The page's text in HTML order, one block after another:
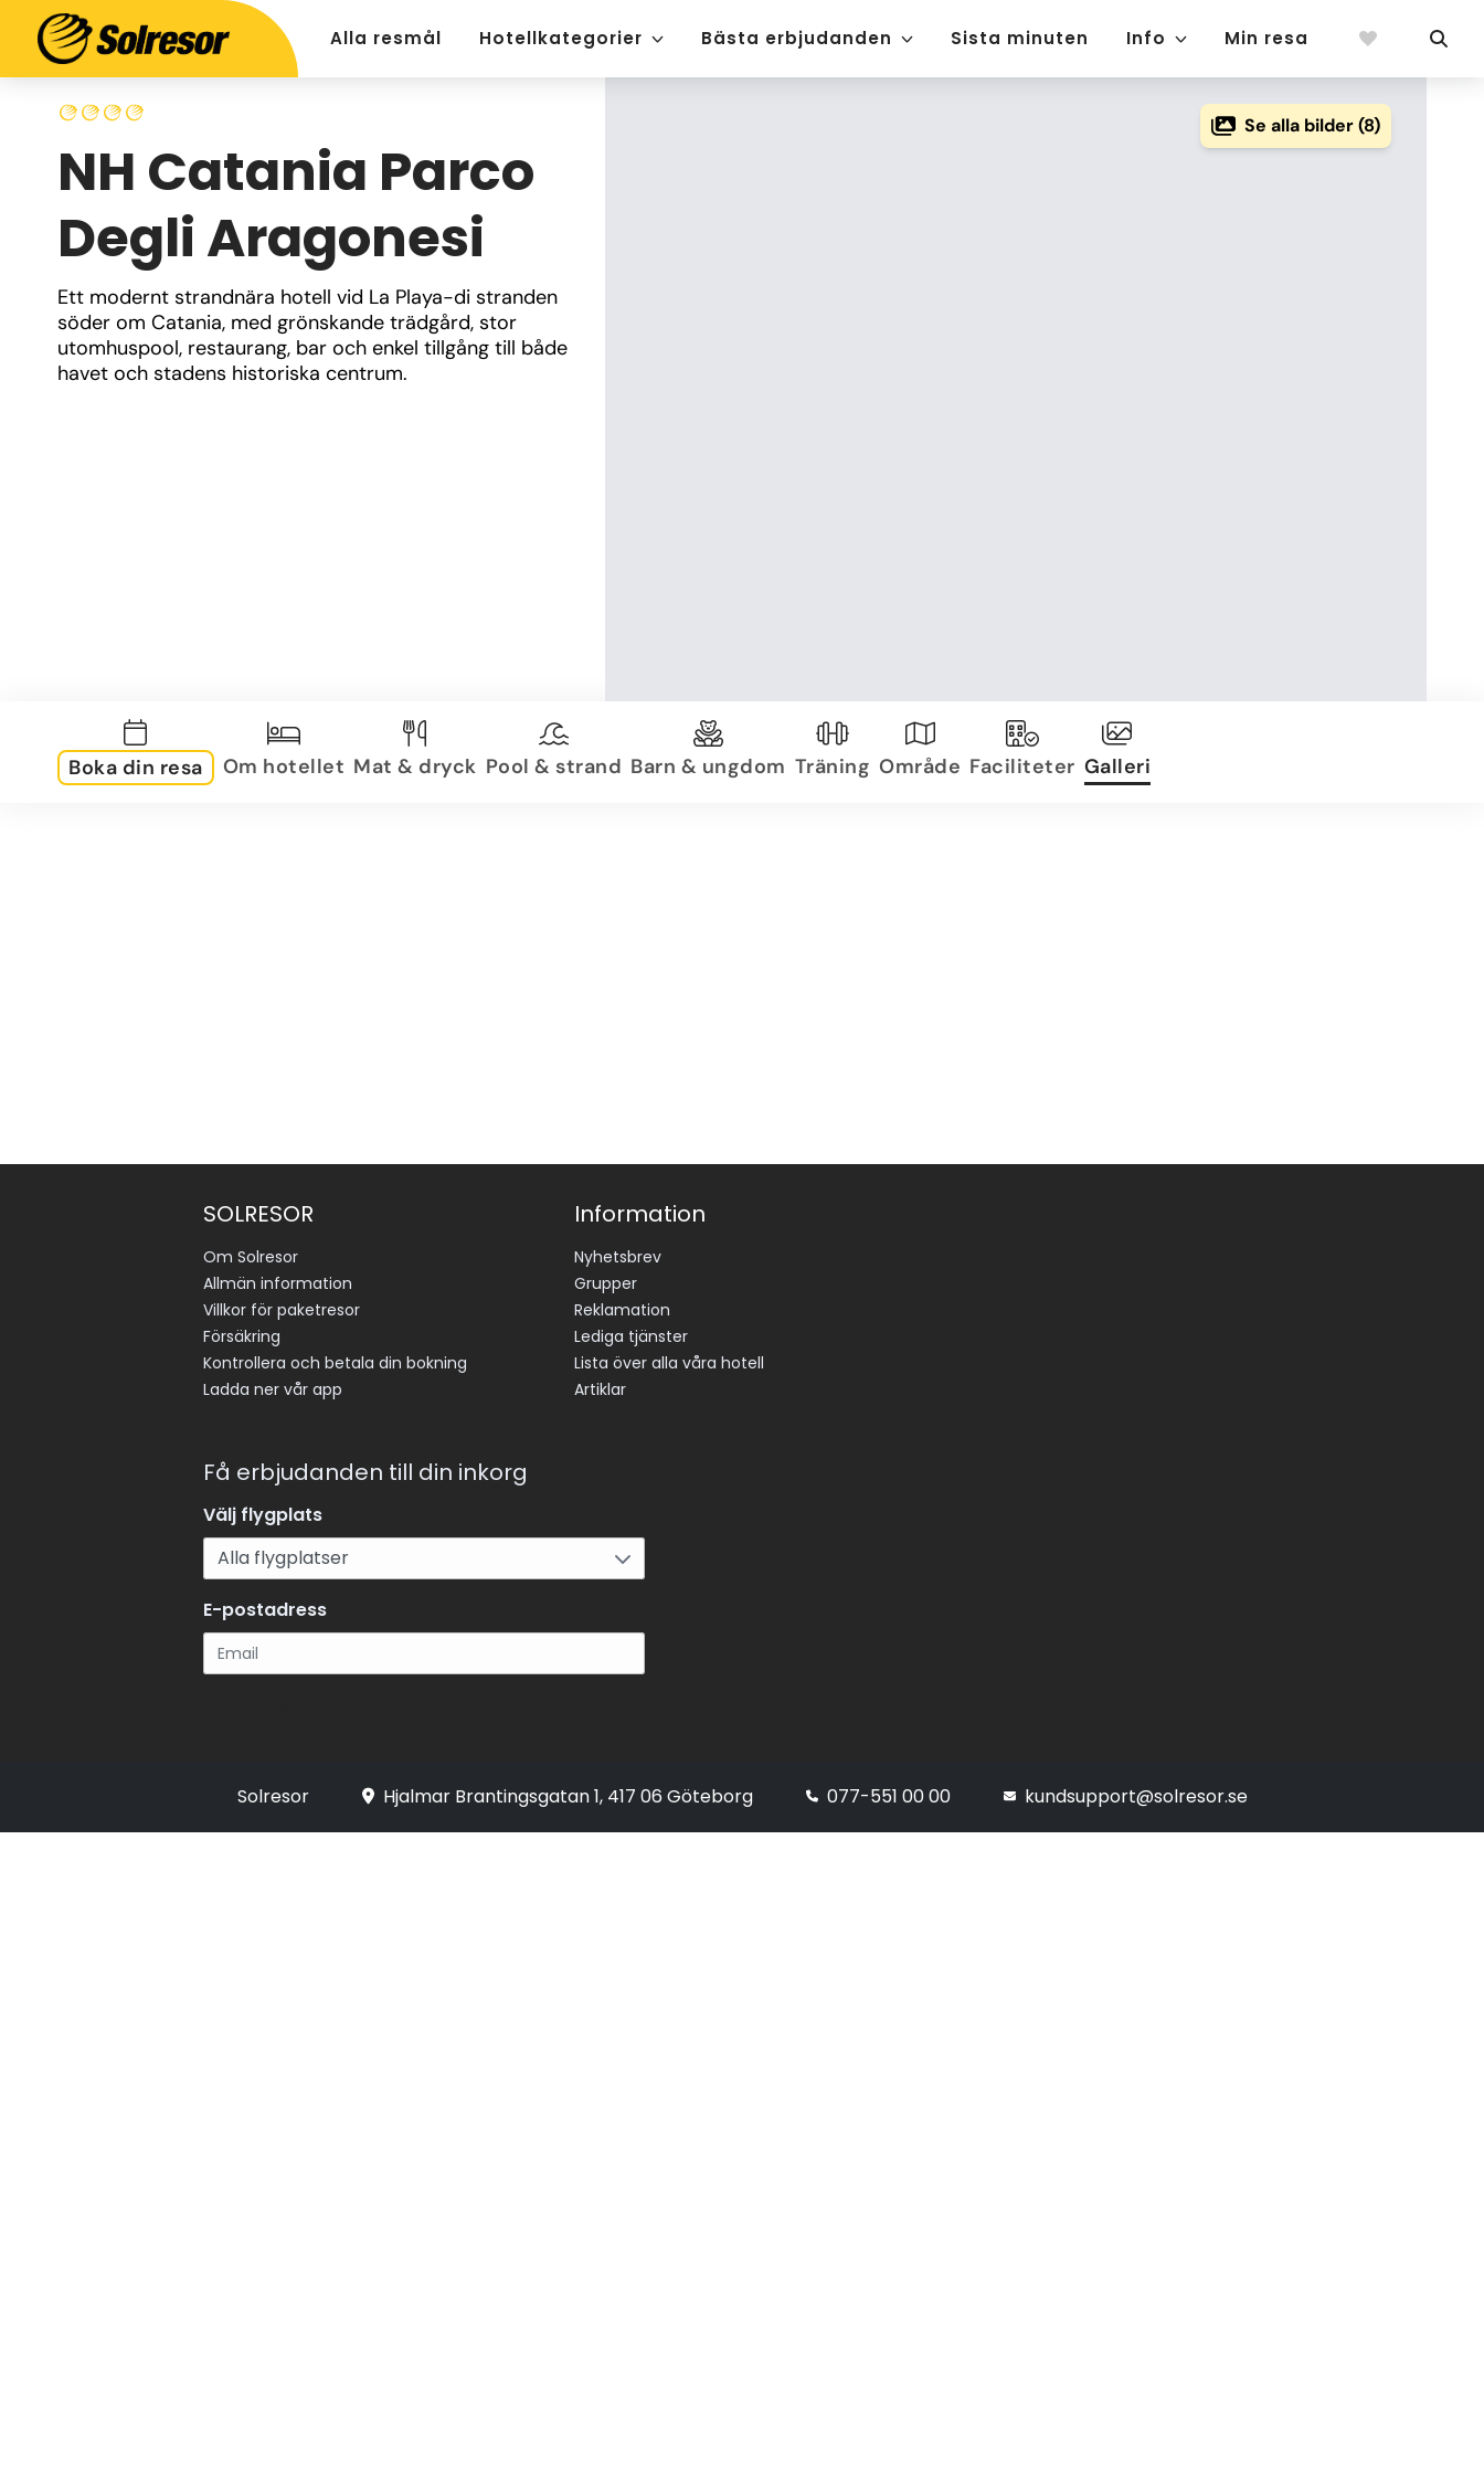
Alla resmål Hotellkategorier Bästa erbjudanden Sista minuten Info Min resa
NH Catania Parco
Degli Aragonesi
Ett modernt strandnära hotell vid La Playa-di stranden
söder om Catania, med grönskande trädgård, stor
utomhuspool, restaurang, bar och enkel tillgång till både
havet och stadens historiska centrum.
Se alla bilder (8)
Boka din resa Om hotellet Mat & dryck Pool & strand Barn & ungdom Träning Område Faciliteter Galleri
SOLRESOR
Om Solresor
Allmän information
Villkor för paketresor
Försäkring
Kontrollera och betala din bokning
Ladda ner vår app
Information
Nyhetsbrev
Grupper
Reklamation
Lediga tjänster
Lista över alla våra hotell
Artiklar
Få erbjudanden till din inkorg
Välj flygplats
E-postadress
Solresor Hjalmar Brantingsgatan 1, 417 06 Göteborg 077-551 00 00 kundsupport@solresor.se